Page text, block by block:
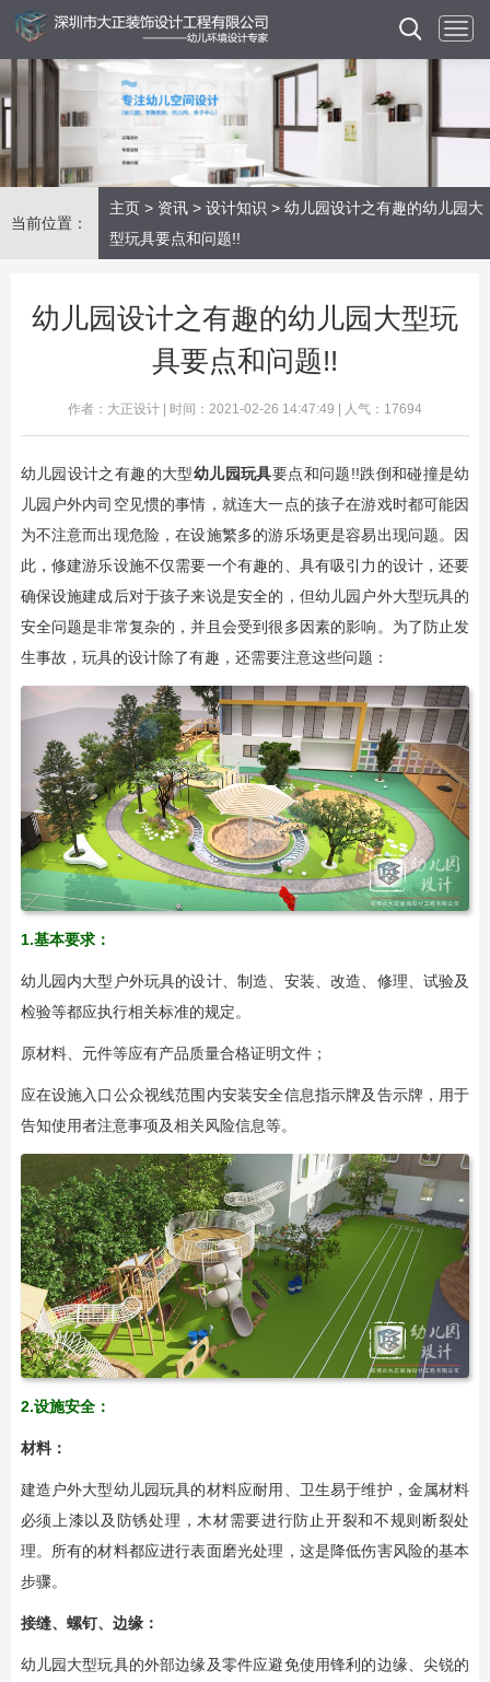
当前位置：
主页 > 资讯 > 设计知识 > 幼儿园设计之有趣的幼儿园大
型玩具要点和问题!!
幼儿园设计之有趣的幼儿园大型玩
具要点和问题!!
作者：大正设计 | 时间：2021-02-26 14:47:49 | 人气：17694
幼儿园设计之有趣的大型幼儿园玩具要点和问题!!跌倒和碰撞是幼
儿园户外内司空见惯的事情，就连大一点的孩子在游戏时都可能因
为不注意而出现危险，在设施繁多的游乐场更是容易出现问题。因
此，修建游乐设施不仅需要一个有趣的、具有吸引力的设计，还要
确保设施建成后对于孩子来说是安全的，但幼儿园户外大型玩具的
安全问题是非常复杂的，并且会受到很多因素的影响。为了防止发
生事故，玩具的设计除了有趣，还需要注意这些问题：
1.基本要求：
幼儿园内大型户外玩具的设计、制造、安装、改造、修理、试验及
检验等都应执行相关标准的规定。
原材料、元件等应有产品质量合格证明文件；
应在设施入口公众视线范围内安装安全信息指示牌及告示牌，用于
告知使用者注意事项及相关风险信息等。
2.设施安全：
材料：
建造户外大型幼儿园玩具的材料应耐用、卫生易于维护，金属材料
必须上漆以及防锈处理，木材需要进行防止开裂和不规则断裂处
理。所有的材料都应进行表面磨光处理，这是降低伤害风险的基本
步骤。
接缝、螺钉、边缘：
幼儿园大型玩具的外部边缘及零件应避免使用锋利的边缘、尖锐的